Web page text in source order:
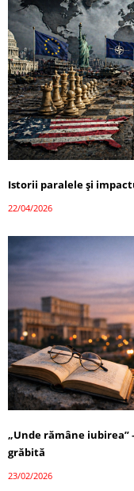
Istorii paralele și
22/04/2026
„Unde rămâne iubirea”
grăbită
23/02/2026